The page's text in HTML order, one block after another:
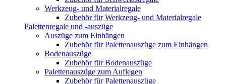
Werkzeug- und Materialregale
Zubehör für Werkzeug- und Materialregale
Palettenregale und -auszüge
Auszüge zum Einhängen
Zubehör für Palettenauszüge zum Einhängen
Bodenauszüge
Zubehör für Bodenauszüge
Palettenauszüge zum Auflegen
Zubehör für Palettenauszüge